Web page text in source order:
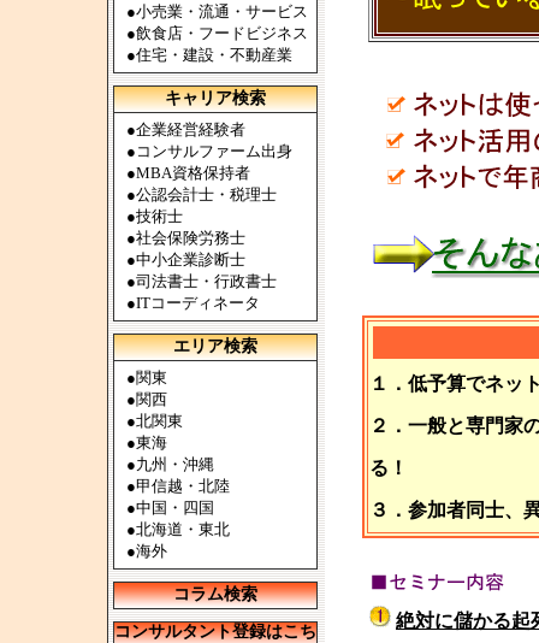
●小売業・流通・サービス
●飲食店・フードビジネス
●住宅・建設・不動産業
キャリア検索
●企業経営経験者
● コンサルファーム出身
●MBA資格保持者
●公認会計士・税理士
●技術士
●社会保険労務士
●中小企業診断士
●司法書士・行政書士
●ITコーディネータ
エリア検索
●関東
●関西
●北関東
●東海
●九州・沖縄
●甲信越・北陸
●中国・四国
●北海道・東北
●海外
コラム検索
コンサルタント登録はこち
１．低予算でネッ
２．一般と専門家
る！
３．参加者同士、
絶対に儲かる起